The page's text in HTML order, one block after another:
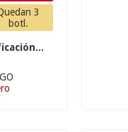
Rueda
3
botl.